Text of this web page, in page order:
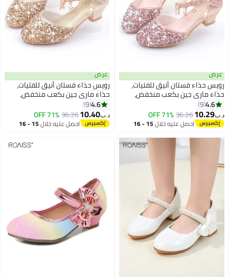
4
عرض
رويس حذاء فستان أنيق للفتيات،
حذاء ماري جين بكعب منخفض،
حذاء الأميرة اللامع المزين بالترتر
اللامع مناسب للحفلات وحفلات
الزفاف والمدرسة والارتداء اليومي
أو المناسبات الأخرى
4.6
9
د.ب‏10.29
36.26
71% OFF
احصل عليه خلال 15 - 16
4
عرض
رويس حذاء فستان أنيق للفتيات،
حذاء ماري جين بكعب منخفض،
حذاء الأميرة اللامع المزين بالترتر
اللامع مناسب للحفلات وحفلات
الزفاف والمدرسة والارتداء اليومي
أو المناسبات الأخرى
4.6
9
د.ب‏10.40
36.26
71% OFF
احصل عليه خلال 15 - 16